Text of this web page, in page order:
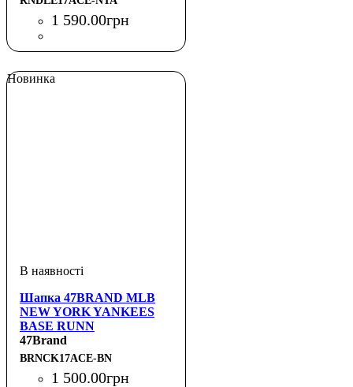
1 590.00грн
Новинка
Шапка 47BRAND MLB
NEW YORK YANKEES
BASE RUNN
47Brand
BRNCK17ACE-BN
1 500.00грн